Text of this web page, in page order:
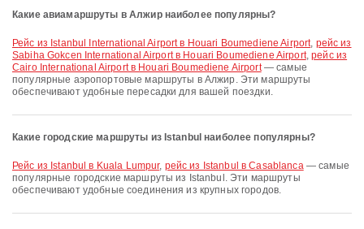
Какие авиамаршруты в Алжир наиболее популярны?
рейс из Istanbul International Airport в Houari Boumediene Airport, рейс из
Sabiha Gokcen International Airport в Houari Boumediene Airport,рейс из
Cairo International Airport в Houari Boumediene Airport— самые
популярные аэропортовые маршруты в Алжир. Эти маршруты
обеспечивают удобные пересадки для вашей поездки.
Какие городские маршруты из Istanbul наиболее популярны?
рейс из Istanbul в Kuala Lumpur, рейс из Istanbul в Casablanca— самые
популярные городские маршруты из Istanbul. Эти маршруты
обеспечивают удобные соединения из крупных городов.